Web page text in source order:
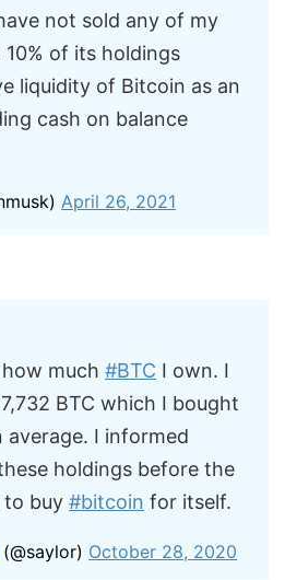
not sold any of my
of its holdings
liquidity of Bitcoin as an
cash on balance
April 26, 2021
much #BTC I own. I
BTC which I bought
average. I informed
holdings before the
to buy #bitcoin for itself.
(@saylor) October 28, 2020